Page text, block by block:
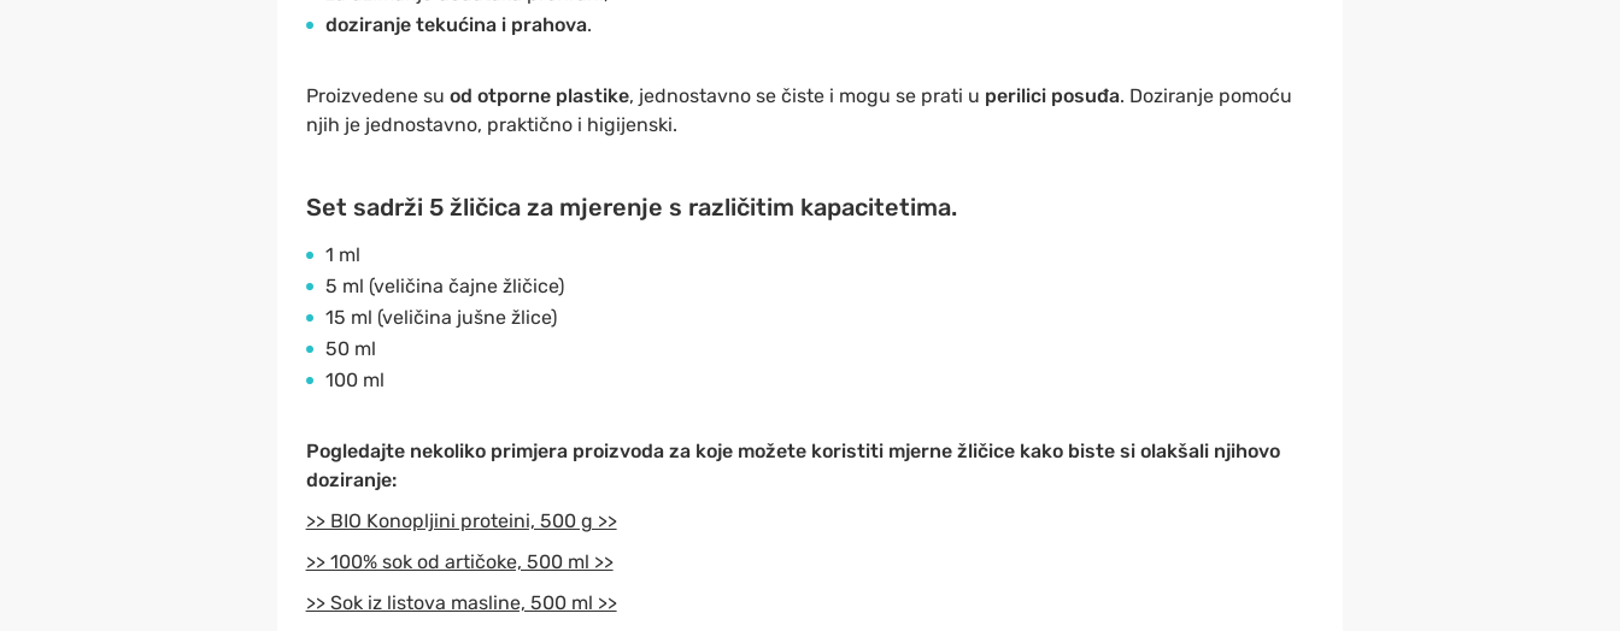
doziranje tekućina i prahova.
Proizvedene su od otporne plastike, jednostavno se čiste i mogu se prati u perilici posuđa. Doziranje pomoću
njih je jednostavno, praktično i higijenski.
Set sadrži 5 žličica za mjerenje s različitim kapacitetima.
1 ml
5 ml (veličina čajne žličice)
15 ml (veličina jušne žlice)
50 ml
100 ml
Pogledajte nekoliko primjera proizvoda za koje možete koristiti mjerne žličice kako biste si olakšali njihovo
doziranje:
>> BIO Konopljini proteini, 500 g >>
>> 100% sok od artičoke, 500 ml >>
>> Sok iz listova masline, 500 ml >>